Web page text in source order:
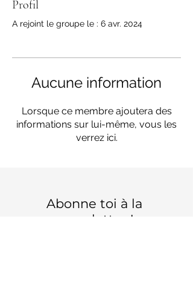
Profil
A rejoint le groupe le : 6 avr. 2024
Aucune information
Lorsque ce membre ajoutera des
informations sur lui-même, vous les
verrez ici.
Abonne toi à la
news letter !